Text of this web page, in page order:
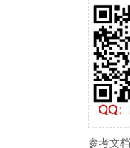
参考文档